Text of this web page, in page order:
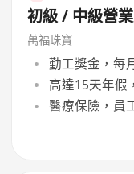
初級 / 中級營
萬福珠寶
勤工獎金，每
高達15天年假
醫療保險，員